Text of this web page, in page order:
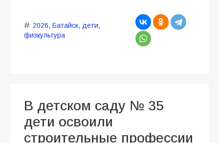
2026, Батайск, дети,
физкультура
В детском саду № 35
дети освоили
строительные профессии